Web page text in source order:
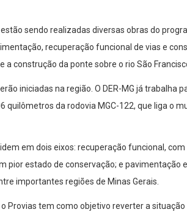
sendo realizadas diversas obras do
recuperação funcional de vias e
a construção da ponte sobre o rio São
iniciadas na região. O DER-MG já trabalha
quilômetros da rodovia MGC-122, que liga o
em dois eixos: recuperação funcional,
pior estado de conservação; e pavimentação
importantes regiões de Minas Gerais.
o Provias tem como objetivo reverter a